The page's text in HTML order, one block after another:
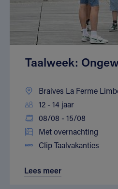
Taalweek:
Braives La Ferme
12 - 14 jaar
08/08 - 15/08
Met overnachting
Clip Taalvakanties
Lees meer